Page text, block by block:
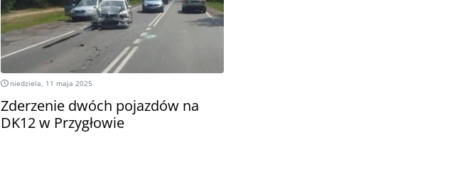
niedziela, 11 maja 2025
Zderzenie dwóch pojazdów na
DK12 w Przygłowie